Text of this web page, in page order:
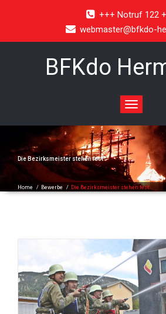
+++ Notruf 122
webmaster@bfkdo-
BFKdo
Toggle
navigation
Die Bezirksmeister stehen fest
Home / Bewerbe / Die Bezirksmeister stehen fest